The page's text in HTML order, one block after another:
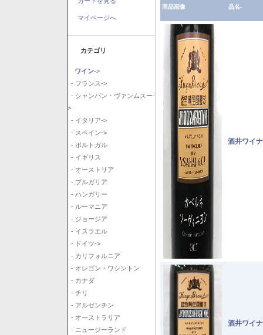
マイページへ
カテゴリ
ワイン->
- フランス->
- シャンパン・ヴァンムスー-
>
- イタリア->
- スペイン->
- ポルトガル
- イギリス
- オーストリア
- ブルガリア
- ハンガリー
- ルーマニア
- ジョージア
- イスラエル
- ドイツ->
- カリフォルニア
- オレゴン・ワシントン
- カナダ
- チリ
- アルゼンチン
- オーストラリア
- ニュージーランド
商品画像 品名-
酒井ワイ
酒井ワイ